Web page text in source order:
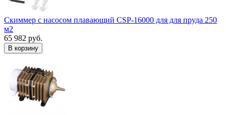
Скиммер с насосом плавающий CSP-16000 для для пруда 250
м2
65 982 руб.
В корзину